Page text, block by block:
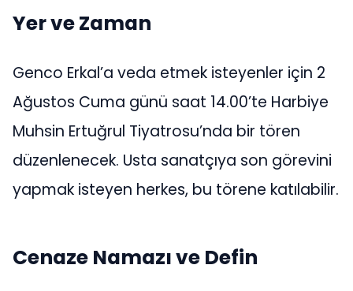
Yer ve Zaman
Genco Erkal’a veda etmek isteyenler için 2
Ağustos Cuma günü saat 14.00’te Harbiye
Muhsin Ertuğrul Tiyatrosu’nda bir tören
düzenlenecek. Usta sanatçıya son görevini
yapmak isteyen herkes, bu törene katılabilir.
Cenaze Namazı ve Defin